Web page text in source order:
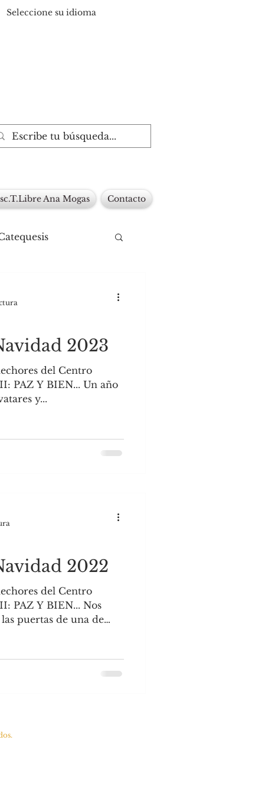
Seleccione su idioma
Ana Mogas Contacto
2023
del Centro
PAZ Y BIEN... Un año
y...
2022
del Centro
PAZ Y BIEN... Nos
puertas de una de